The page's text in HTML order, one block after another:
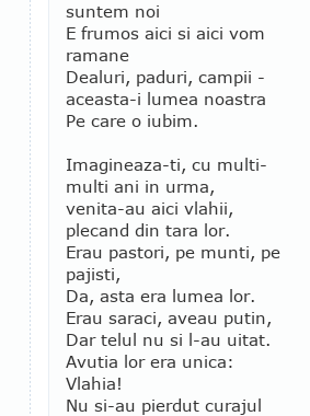
suntem noi
E frumos aici si aici vom
ramane
Dealuri, paduri, campii -
aceasta-i lumea noastra
Pe care o iubim.
Imagineaza-ti, cu multi-
multi ani in urma,
venita-au aici vlahii,
plecand din tara lor.
Erau pastori, pe munti, pe
pajisti,
Da, asta era lumea lor.
Erau saraci, aveau putin,
Dar telul nu si l-au uitat.
Avutia lor era unica:
Vlahia!
Nu si-au pierdut curajul